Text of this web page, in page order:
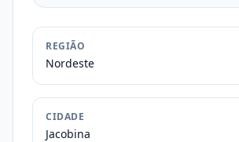
REGIÃO
Nordeste
CIDADE
Jacobina